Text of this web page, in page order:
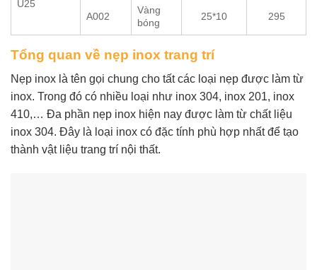
U25
A002
Vàng
bóng
25*10 295
Tổng quan về nẹp inox trang trí
Nẹp inox là tên gọi chung cho tất các loại nẹp được làm từ
inox. Trong đó có nhiều loại như inox 304, inox 201, inox
410,… Đa phần nẹp inox hiện nay được làm từ chất liệu
inox 304. Đây là loại inox có đặc tính phù hợp nhất để tạo
thành vật liệu trang trí nội thất.